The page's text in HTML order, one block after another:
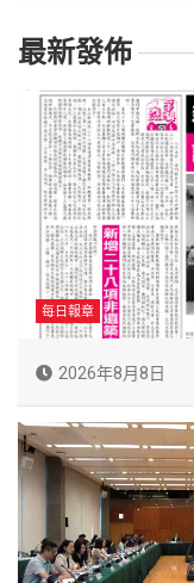
最新發佈
每日報章
2026年8月8日